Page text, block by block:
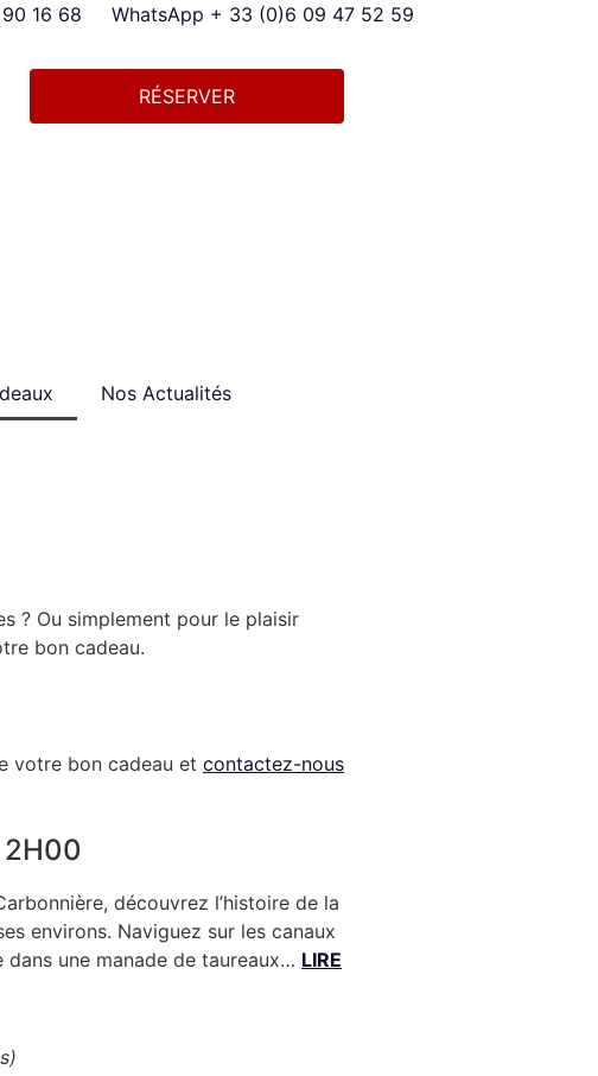
16 68
WhatsApp + 33 (0)6 09 47 52 59
RÉSERVER
Nos Actualités
? Ou simplement pour le plaisir
bon cadeau.
votre bon cadeau et contactez-nous
2H00
découvrez l’histoire de la
environs. Naviguez sur les canaux
dans une manade de taureaux… LIRE